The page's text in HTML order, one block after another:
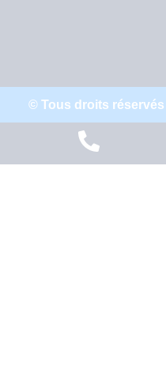
© Tous droits réservés